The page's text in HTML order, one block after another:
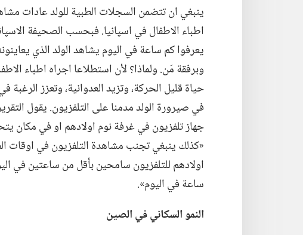
ينبغي ان تتضمن السجلات الطبية للولد عادات
اطباء الاطفال في اسپانيا.‏ فبحسب الصحيفة
يعرفوا كم ساعة في اليوم يشاهد الولد الذي
وبرفقة مَن.‏ ولماذا؟‏ لأن استطلاعا اجراه اطباء
حياة قليل الحركة،‏ وتزيد العدوانية،‏ وتعزز
في صيرورة الولد مدمنا على التلفزيون.‏ يقول
جهاز تلفزيون في غرفة نوم اولادهم او في مكان
«كذلك ينبغي تجنب مشاهدة التلفزيون في اوقات
اولادهم للتلفزيون سامحين بأقل من ساعتين في
ساعة في اليوم».‏
النمو السكانيفيالصين